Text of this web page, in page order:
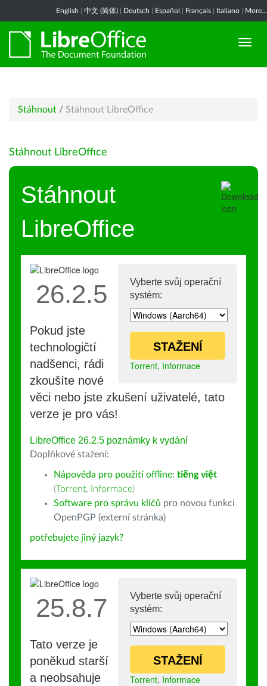
English 中文 (简体) Deutsch Español Français Italiano More...
Stáhnout / Stáhnout LibreOffice
Stáhnout LibreOffice
Stáhnout
LibreOffice
Vyberte svůj operační
systém:
STAŽENÍ
Torrent, Informace
26.2.5
Pokud jste
technologičtí
nadšenci, rádi
zkoušíte nové
věci nebo jste zkušení uživatelé, tato
verze je pro vás!
LibreOffice 26.2.5 poznámky k vydání
Doplňkové stažení:
Nápověda pro použití offline: tiếng việt
(Torrent, Informace)
Software pro správu klíčů pro novou funkci
OpenPGP (externí stránka)
potřebujete jiný jazyk?
Vyberte svůj operační
systém:
STAŽENÍ
Torrent, Informace
25.8.7
Tato verze je
poněkud starší
a neobsahuje